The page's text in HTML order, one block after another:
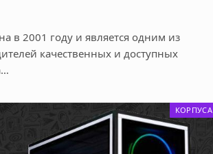
в 2001 году и является одним из
качественных и доступных
КОРПУСА